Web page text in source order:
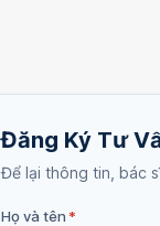
Đăng Ký Tư
Để lại thông tin, bác
Họ và tên*